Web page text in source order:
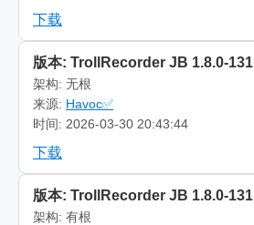
下载
版本: TrollRecorder JB 1.8.0-131
架构: 无根
来源: Havoc✅
时间: 2026-03-30 20:43:44
下载
版本: TrollRecorder JB 1.8.0-131
架构: 有根